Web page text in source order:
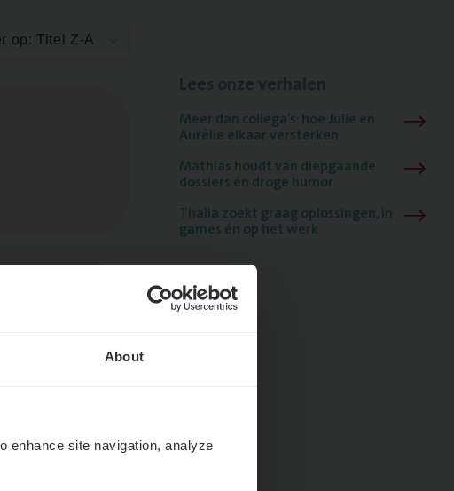
About
enhance site navigation, analyze
op: Titel Z-A
Meer dan collega’s: hoe Julie en
Aurélie elkaar versterken
Mathias houdt van diepgaande
dossiers én droge humor
Thalia zoekt graag oplossingen, in
games én op het werk